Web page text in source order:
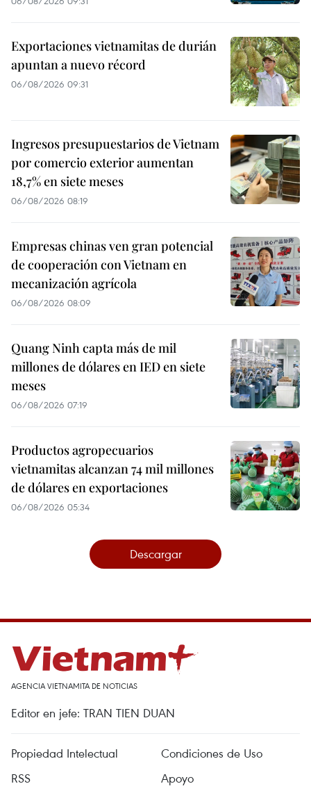
Exportaciones vietnamitas de durián
apuntan a nuevo récord
06/08/2026 09:31
Ingresos presupuestarios de Vietnam
por comercio exterior aumentan
18,7% en siete meses
06/08/2026 08:19
Empresas chinas ven gran potencial
de cooperación con Vietnam en
mecanización agrícola
06/08/2026 08:09
Quang Ninh capta más de mil
millones de dólares en IED en siete
meses
06/08/2026 07:19
Productos agropecuarios
vietnamitas alcanzan 74 mil millones
de dólares en exportaciones
06/08/2026 05:34
Descargar
AGENCIA VIETNAMITA DE NOTICIAS
Editor en jefe: TRAN TIEN DUAN
Propiedad Intelectual
Condiciones de Uso
RSS
Apoyo